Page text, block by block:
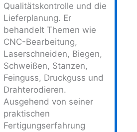
Qualitätskontrolle und die
Lieferplanung. Er
behandelt Themen wie
CNC-Bearbeitung,
Laserschneiden, Biegen,
Schweißen, Stanzen,
Feinguss, Druckguss und
Drahterodieren.
Ausgehend von seiner
praktischen
Fertigungserfahrung